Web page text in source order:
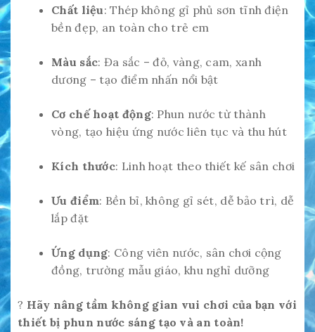
Chất liệu: Thép không gỉ phủ sơn tĩnh điện
bền đẹp, an toàn cho trẻ em
Màu sắc: Đa sắc – đỏ, vàng, cam, xanh
dương – tạo điểm nhấn nổi bật
Cơ chế hoạt động: Phun nước từ thành
vòng, tạo hiệu ứng nước liên tục và thu hút
Kích thước: Linh hoạt theo thiết kế sân chơi
Ưu điểm: Bền bỉ, không gỉ sét, dễ bảo trì, dễ
lắp đặt
Ứng dụng: Công viên nước, sân chơi cộng
đồng, trường mẫu giáo, khu nghỉ dưỡng
? Hãy nâng tầm không gian vui chơi của bạn với
thiết bị phun nước sáng tạo và an toàn!